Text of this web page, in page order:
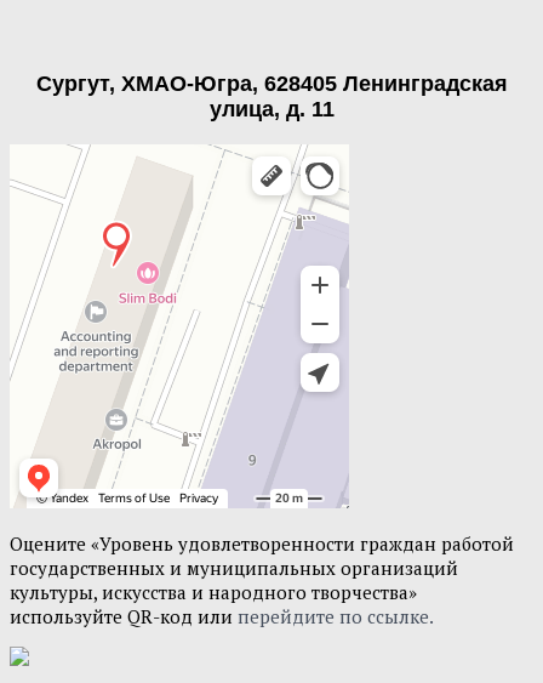
Сургут, ХМАО-Югра, 628405 Ленинградская
улица, д. 11
Оцените «Уровень удовлетворенности граждан работой
государственных и муниципальных организаций
культуры, искусства и народного творчества»
используйте QR-код или перейдите по ссылке.